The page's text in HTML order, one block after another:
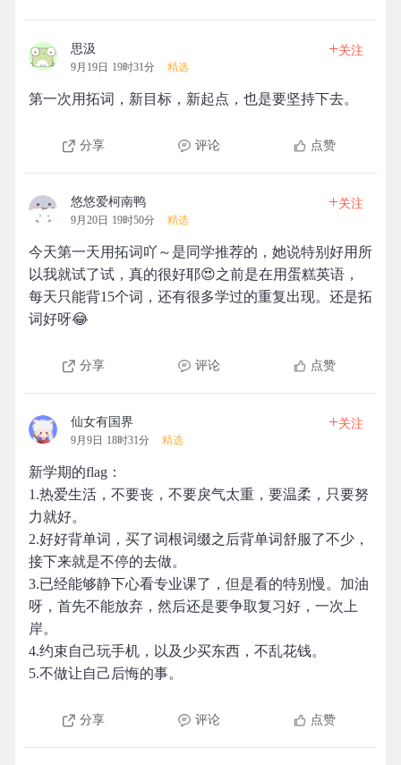
思汲
9月19日 19时31分 精选
+关注
第一次用拓词，新目标，新起点，也是要坚持下去。
分享 评论 点赞
悠悠爱柯南鸭
9月20日 19时50分 精选
+关注
今天第一天用拓词吖～是同学推荐的，她说特别好用所
以我就试了试，真的很好耶😍之前是在用蛋糕英语，
每天只能背15个词，还有很多学过的重复出现。还是拓
词好呀😂
分享 评论 点赞
仙女有国界
9月9日 18时31分 精选
+关注
新学期的flag：
1.热爱生活，不要丧，不要戾气太重，要温柔，只要努
力就好。
2.好好背单词，买了词根词缀之后背单词舒服了不少，
接下来就是不停的去做。
3.已经能够静下心看专业课了，但是看的特别慢。加油
呀，首先不能放弃，然后还是要争取复习好，一次上
岸。
4.约束自己玩手机，以及少买东西，不乱花钱。
5.不做让自己后悔的事。
分享 评论 点赞